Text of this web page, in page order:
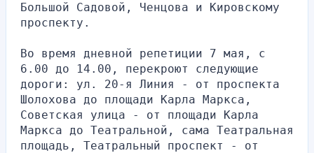
Большой Садовой, Ченцова и Кировскому
проспекту.
Во время дневной репетиции 7 мая, с
6.00 до 14.00, перекроют следующие
дороги: ул. 20-я Линия - от проспекта
Шолохова до площади Карла Маркса,
Советская улица - от площади Карла
Маркса до Театральной, сама Театральная
площадь, Театральный проспект - от